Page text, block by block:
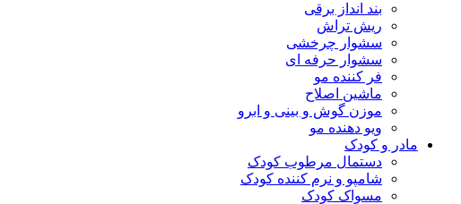
بند انداز برقی
ریش تراش
سشوار چرخشی
سشوار حرفه ای
فر کننده‌ مو
ماشین اصلاح
موزن گوش و بینی و ابرو
ویو دهنده مو
مادر و کودک
دستمال مرطوب کودک
شامپو و نرم کننده کودک
مسواک کودک